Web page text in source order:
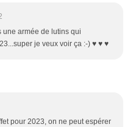
une armée de lutins qui
je veux voir ça :-) ♥ ♥ ♥
pour 2023, on ne peut espérer